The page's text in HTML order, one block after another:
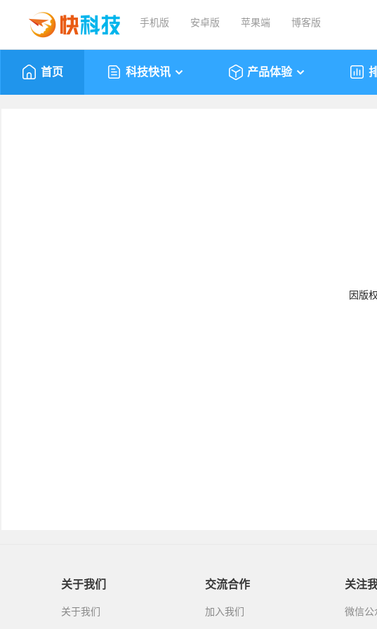
手机版 安卓版 苹果端 博客版
首页 科技快讯 产品体验
因版
关于我们
关于我们
交流合作
加入我们
关注
微信公